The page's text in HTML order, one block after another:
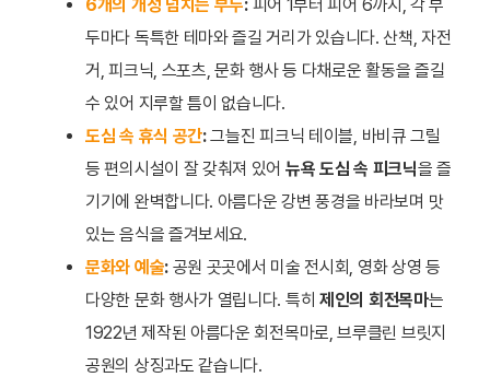
6개의 개성 넘치는 부두:피어 1부터 피어 6까지, 각 부
두마다 독특한 테마와 즐길 거리가 있습니다. 산책, 자전
거, 피크닉, 스포츠, 문화 행사 등 다채로운 활동을 즐길
수 있어 지루할 틈이 없습니다.
도심 속 휴식 공간:그늘진 피크닉 테이블, 바비큐 그릴
등 편의시설이 잘 갖춰져 있어 뉴욕 도심 속 피크닉을 즐
기기에 완벽합니다. 아름다운 강변 풍경을 바라보며 맛
있는 음식을 즐겨보세요.
문화와 예술:공원 곳곳에서 미술 전시회, 영화 상영 등
다양한 문화 행사가 열립니다. 특히 제인의 회전목마는
1922년 제작된 아름다운 회전목마로, 브루클린 브릿지
공원의 상징과도 같습니다.